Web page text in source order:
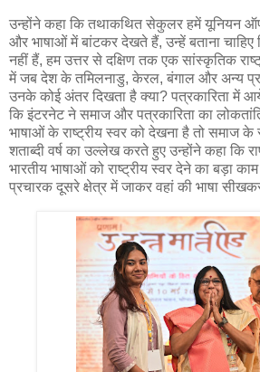
उन्होंने कहा कि तथाकथित सेकुलर हमें यूनियन
और भाषाओं में बांटकर देखते हैं, उन्हें बताना
नहीं हैं, हम उत्तर से दक्षिण तक एक सांस्कृतिक
में जब देश के तमिलनाडु, केरल, बंगाल और अन्य
उनके कोई अंतर दिखता है क्या? पत्रकारिता में
कि इंटरनेट ने समाज और पत्रकारिता का
भाषाओं के राष्ट्रीय स्वर को देखना है तो समाज
शताब्दी वर्ष का उल्लेख करते हुए उन्होंने कहा कि
भारतीय भाषाओं को राष्ट्रीय स्वर देने का बड़ा
प्रचारक दूसरे क्षेत्र में जाकर वहां की भाषा